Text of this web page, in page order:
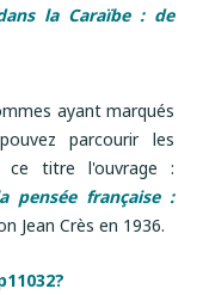
la Caraïbe : de
ayant marqués
parcourir les
ce titre l'ouvrage :
pensée française :
Jean Crès en 1936.